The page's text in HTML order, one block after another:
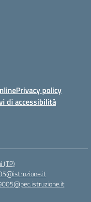
Privacy policy
di accessibilità
(TP)